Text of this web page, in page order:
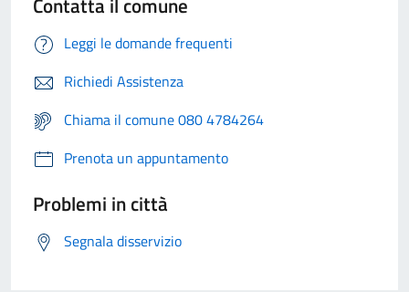
Leggi le domande frequenti
Richiedi Assistenza
Chiama il comune 080 4784264
Prenota un appuntamento
Problemi in città
Segnala disservizio